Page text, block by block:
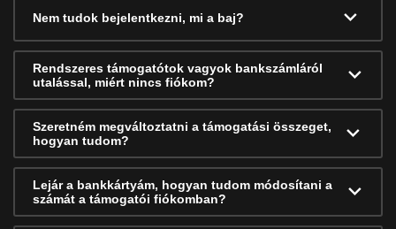
Nem tudok bejelentkezni, mi a baj?
Rendszeres támogatótok vagyok bankszámláról
utalással, miért nincs fiókom?
Szeretném megváltoztatni a támogatási összeget,
hogyan tudom?
Lejár a bankkártyám, hogyan tudom módosítani a
számát a támogatói fiókomban?